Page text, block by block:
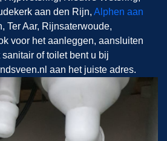
aan den Rijn, Alphen aan
Ter Aar, Rijnsaterwoude,
voor het aanleggen, aansluiten
of toilet bent u bij
aan het juiste adres.